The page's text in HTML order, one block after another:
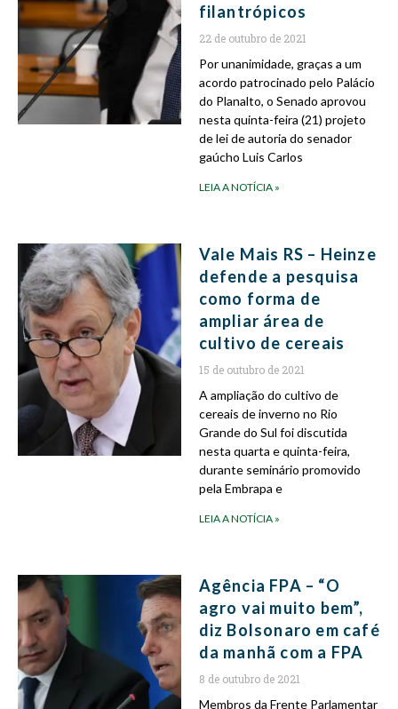
filantrópicos
22 de outubro de 2021
Por unanimidade, graças a um
acordo patrocinado pelo Palácio
do Planalto, o Senado aprovou
nesta quinta-feira (21) projeto
de lei de autoria do senador
gaúcho Luis Carlos
LEIA A NOTÍCIA »
Vale Mais RS – Heinze
defende a pesquisa
como forma de
ampliar área de
cultivo de cereais
15 de outubro de 2021
A ampliação do cultivo de
cereais de inverno no Rio
Grande do Sul foi discutida
nesta quarta e quinta-feira,
durante seminário promovido
pela Embrapa e
LEIA A NOTÍCIA »
Agência FPA – “O
agro vai muito bem”,
diz Bolsonaro em café
da manhã com a FPA
8 de outubro de 2021
Membros da Frente Parlamentar